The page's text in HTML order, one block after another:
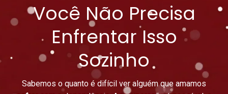
Você Não Precisa
Enfrentar Isso
Sozinho
Sabemos o quanto é difícil ver alguém que amamos